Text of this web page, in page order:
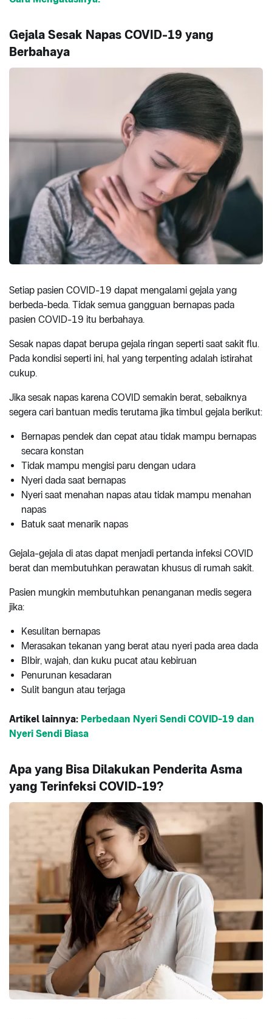
Gejala Sesak Napas COVID-19 yang
Berbahaya
Setiap pasien COVID-19 dapat mengalami gejala yang
berbeda-beda. Tidak semua gangguan bernapas pada
pasien COVID-19 itu berbahaya.
Sesak napas dapat berupa gejala ringan seperti saat sakit flu.
Pada kondisi seperti ini, hal yang terpenting adalah istirahat
cukup.
Jika sesak napas karena COVID semakin berat, sebaiknya
segera cari bantuan medis terutama jika timbul gejala berikut:
Bernapas pendek dan cepat atau tidak mampu bernapas
secara konstan
Tidak mampu mengisi paru dengan udara
Nyeri dada saat bernapas
Nyeri saat menahan napas atau tidak mampu menahan
napas
Batuk saat menarik napas
Gejala-gejala di atas dapat menjadi pertanda infeksi COVID
berat dan membutuhkan perawatan khusus di rumah sakit.
Pasien mungkin membutuhkan penanganan medis segera
jika:
Kesulitan bernapas
Merasakan tekanan yang berat atau nyeri pada area dada
BIbir, wajah, dan kuku pucat atau kebiruan
Penurunan kesadaran
Sulit bangun atau terjaga
Artikel lainnya: Perbedaan Nyeri Sendi COVID-19 dan
Nyeri Sendi Biasa
Apa yang Bisa Dilakukan Penderita Asma
yang Terinfeksi COVID-19?